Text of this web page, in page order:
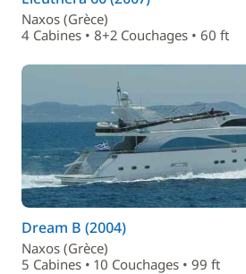
Naxos (Grèce)
4 Cabines • 8+2 Couchages • 60 ft
Dream B (2004)
Naxos (Grèce)
5 Cabines • 10 Couchages • 99 ft